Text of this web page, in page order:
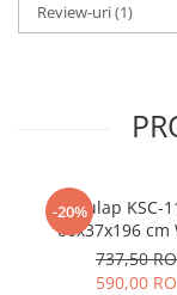
Review-uri(1)
-20%Dulap KSC-
60x37x196 cm
737,50
590,00